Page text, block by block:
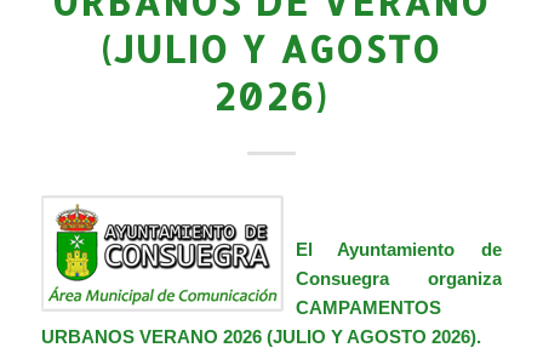
(JULIO Y AGOSTO
2026)
El Ayuntamiento de
Consuegra organiza
CAMPAMENTOS
URBANOS VERANO 2026 (JULIO Y AGOSTO 2026).